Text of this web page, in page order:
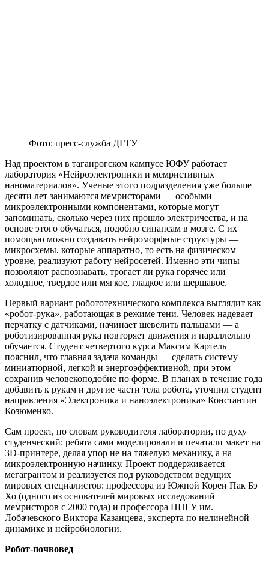
Фото: пресс-служба ДГТУ
Над проектом в таганрогском кампусе ЮФУ работает
лаборатория «Нейроэлектроники и мемристивных
наноматериалов». Ученые этого подразделения уже больше
десяти лет занимаются мемристорами — особыми
микроэлектронными компонентами, которые могут
запоминать, сколько через них прошло электричества, и на
основе этого обучаться, подобно синапсам в мозге. С их
помощью можно создавать нейроморфные структуры —
микросхемы, которые аппаратно, то есть на физическом
уровне, реализуют работу нейросетей. Именно эти чипы
позволяют распознавать, трогает ли рука горячее или
холодное, твердое или мягкое, гладкое или шершавое.
Первый вариант робототехнического комплекса выглядит как
«робот-рука», работающая в режиме тени. Человек надевает
перчатку с датчиками, начинает шевелить пальцами — а
роботизированная рука повторяет движения и параллельно
обучается. Студент четвертого курса Максим Картель
пояснил, что главная задача команды — сделать систему
миниатюрной, легкой и энергоэффективной, при этом
сохранив человекоподобие по форме. В планах в течение года
добавить к рукам и другие части тела робота, уточнил студент
направления «Электроника и наноэлектроника» Константин
Козюменко.
Сам проект, по словам руководителя лаборатории, по духу
студенческий: ребята сами моделировали и печатали макет на
3D-принтере, делая упор не на тяжелую механику, а на
микроэлектронную начинку. Проект поддерживается
мегагрантом и реализуется под руководством ведущих
мировых специалистов: профессора из Южной Кореи Пак Бэ
Хо (одного из основателей мировых исследований
мемристоров с 2000 года) и профессора ННГУ им.
Лобачевского Виктора Казанцева, эксперта по нелинейной
динамике и нейробиологии.
Робот-почвовед